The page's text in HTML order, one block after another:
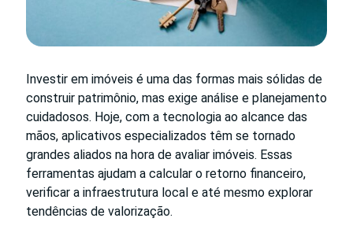
Investir em imóveis é uma das formas mais sólidas de
construir patrimônio, mas exige análise e planejamento
cuidadosos. Hoje, com a tecnologia ao alcance das
mãos, aplicativos especializados têm se tornado
grandes aliados na hora de avaliar imóveis. Essas
ferramentas ajudam a calcular o retorno financeiro,
verificar a infraestrutura local e até mesmo explorar
tendências de valorização.